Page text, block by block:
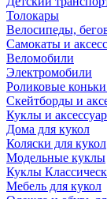
Толокары
Велосипеды,
Самокаты и
Веломобили
Электромобили
Роликовые
Скейтборды и
Куклы и
Дома для кукол
Коляски для кукол
Модельные куклы
Куклы
Мебель для кукол